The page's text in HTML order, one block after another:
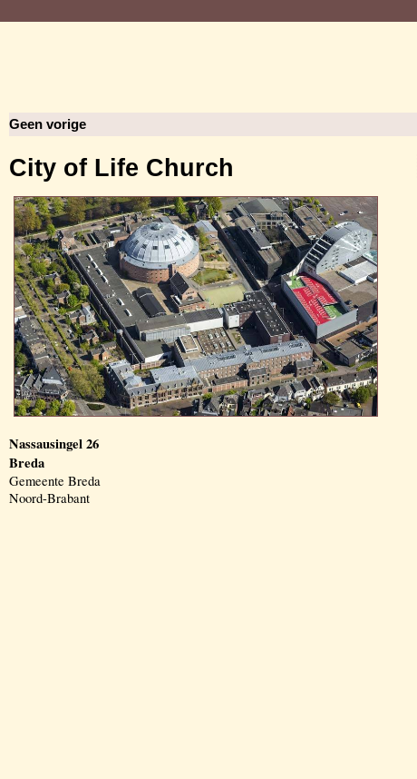
Geen vorige
City of Life Church
Nassausingel 26
Breda
Gemeente Breda
Noord-Brabant